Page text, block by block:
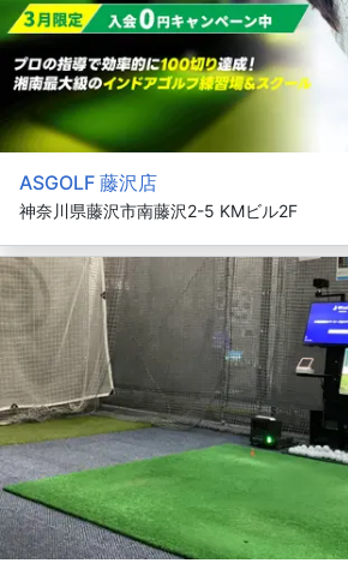
ASGOLF 藤沢店
神奈川県藤沢市南藤沢2-5 KMビル2F